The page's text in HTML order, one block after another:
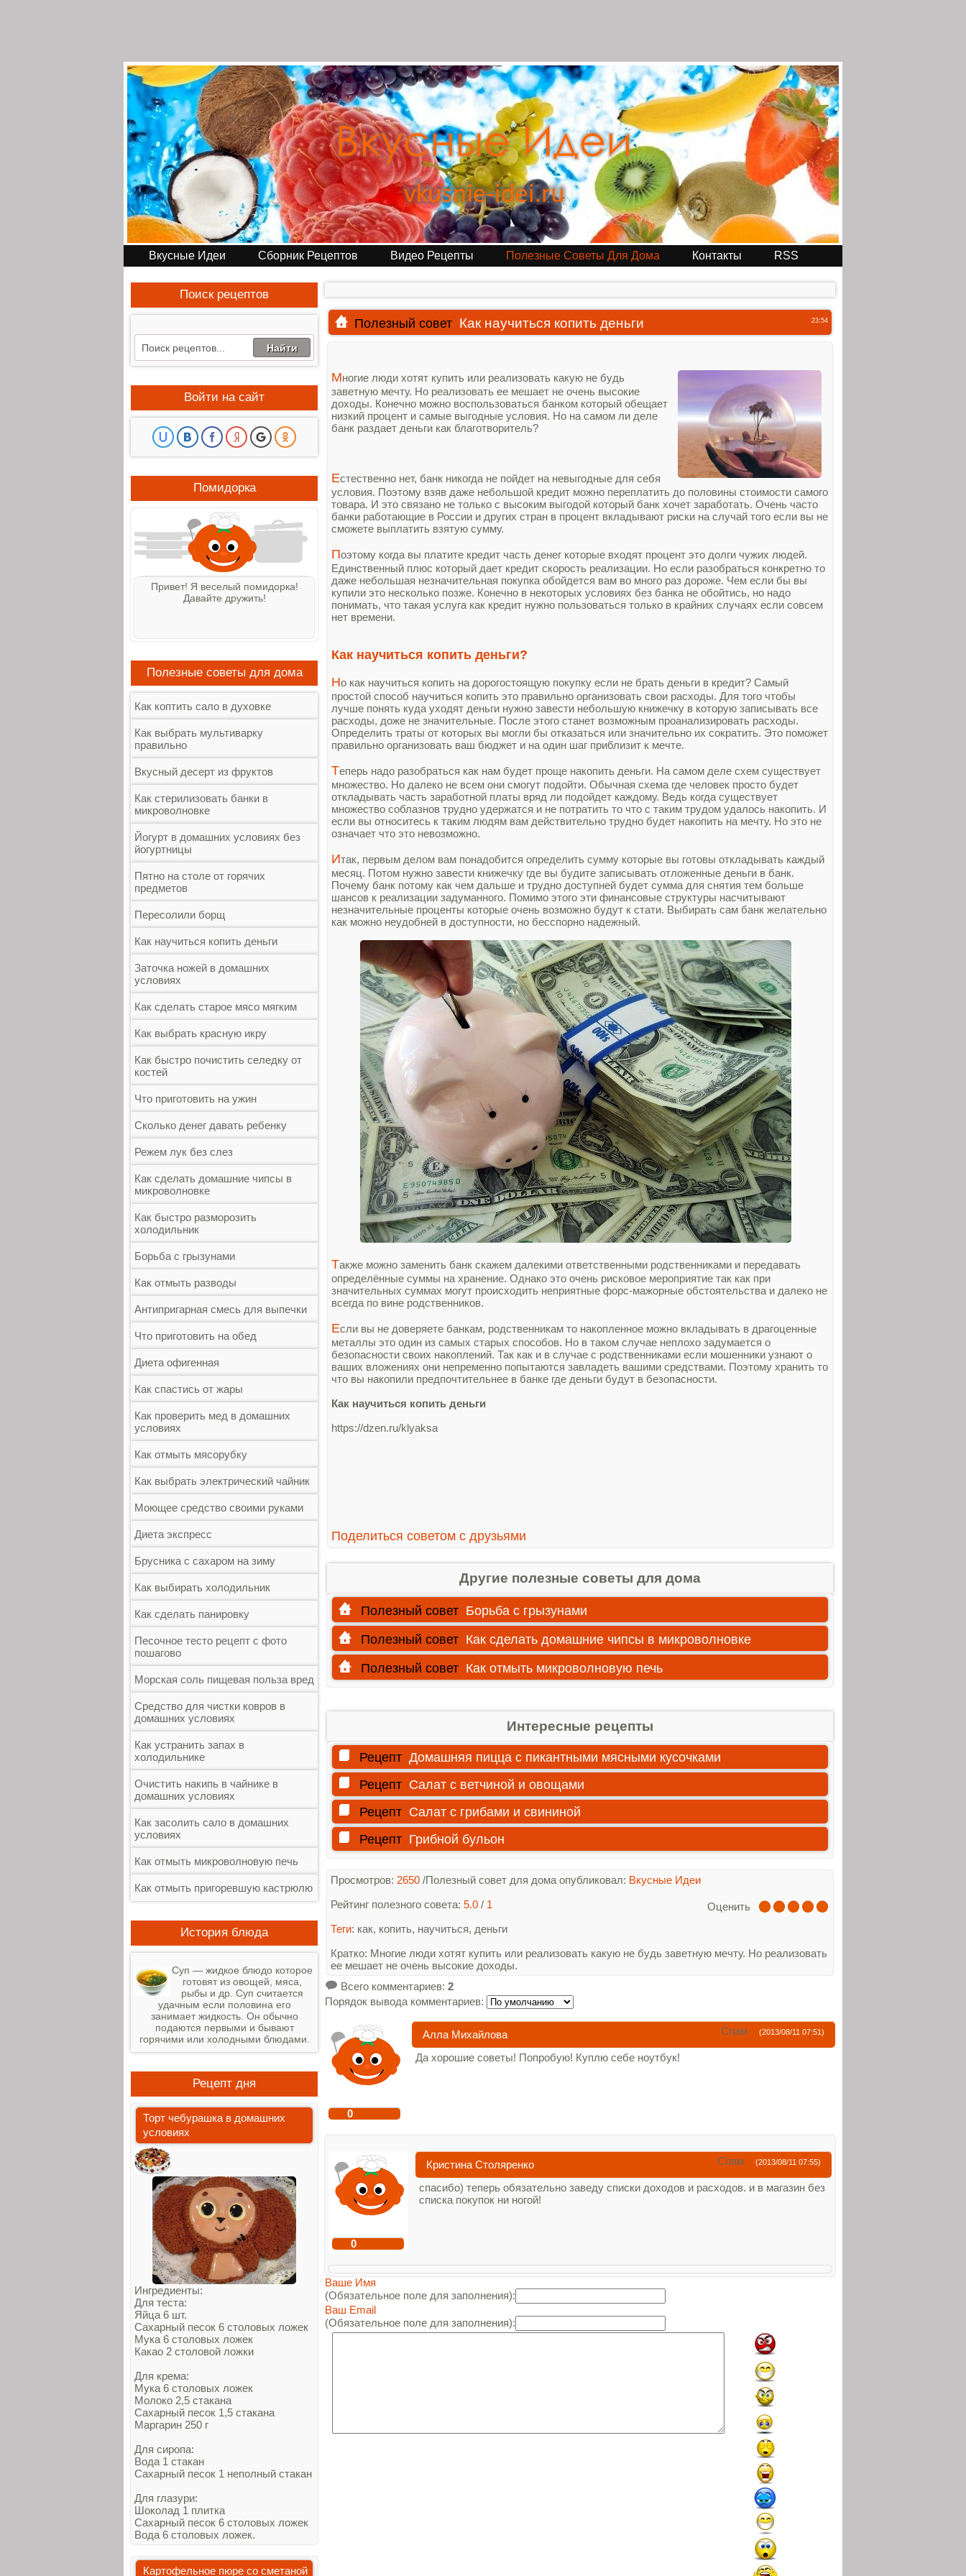
Вкусные Идеи Сборник Рецептов Видео Рецепты Полезные Советы Для Дома Контакты RSS
23:54
Полезный совет Как научиться копить деньги
Многие люди хотят купить или реализовать какую не будь
заветную мечту. Но реализовать ее мешает не очень высокие
доходы. Конечно можно воспользоваться банком который обещает
низкий процент и самые выгодные условия. Но на самом ли деле
банк раздает деньги как благотворитель?
Естественно нет, банк никогда не пойдет на невыгодные для себя
условия. Поэтому взяв даже небольшой кредит можно переплатить до половины стоимости самого
товара. И это связано не только с высоким выгодой который банк хочет заработать. Очень часто
банки работающие в России и других стран в процент вкладывают риски на случай того если вы не
сможете выплатить взятую сумму.
Поэтому когда вы платите кредит часть денег которые входят процент это долги чужих людей.
Единственный плюс который дает кредит скорость реализации. Но если разобраться конкретно то
даже небольшая незначительная покупка обойдется вам во много раз дороже. Чем если бы вы
купили это несколько позже. Конечно в некоторых условиях без банка не обойтись, но надо
понимать, что такая услуга как кредит нужно пользоваться только в крайних случаях если совсем
нет времени.
Как научиться копить деньги?
Но как научиться копить на дорогостоящую покупку если не брать деньги в кредит? Самый
простой способ научиться копить это правильно организовать свои расходы. Для того чтобы
лучше понять куда уходят деньги нужно завести небольшую книжечку в которую записывать все
расходы, доже не значительные. После этого станет возможным проанализировать расходы.
Определить траты от которых вы могли бы отказаться или значительно их сократить. Это поможет
правильно организовать ваш бюджет и на один шаг приблизит к мечте.
Теперь надо разобраться как нам будет проще накопить деньги. На самом деле схем существует
множество. Но далеко не всем они смогут подойти. Обычная схема где человек просто будет
откладывать часть заработной платы вряд ли подойдет каждому. Ведь когда существует
множество соблазнов трудно удержатся и не потратить то что с таким трудом удалось накопить. И
если вы относитесь к таким людям вам действительно трудно будет накопить на мечту. Но это не
означает что это невозможно.
Итак, первым делом вам понадобится определить сумму которые вы готовы откладывать каждый
месяц. Потом нужно завести книжечку где вы будите записывать отложенные деньги в банк.
Почему банк потому как чем дальше и трудно доступней будет сумма для снятия тем больше
шансов к реализации задуманного. Помимо этого эти финансовые структуры насчитывают
незначительные проценты которые очень возможно будут к стати. Выбирать сам банк желательно
как можно неудобней в доступности, но бесспорно надежный.
Также можно заменить банк скажем далекими ответственными родственниками и передавать
определённые суммы на хранение. Однако это очень рисковое мероприятие так как при
значительных суммах могут происходить неприятные форс-мажорные обстоятельства и далеко не
всегда по вине родственников.
Если вы не доверяете банкам, родственникам то накопленное можно вкладывать в драгоценные
металлы это один из самых старых способов. Но в таком случае неплохо задумается о
безопасности своих накоплений. Так как и в случае с родственниками если мошенники узнают о
ваших вложениях они непременно попытаются завладеть вашими средствами. Поэтому хранить то
что вы накопили предпочтительнее в банке где деньги будут в безопасности.
Как научиться копить деньги
https://dzen.ru/klyaksa
Поделиться советом с друзьями
Другие полезные советы для дома
Полезный совет Борьба с грызунами
Полезный совет Как сделать домашние чипсы в микроволновке
Полезный совет Как отмыть микроволновую печь
Интересные рецепты
Рецепт Домашняя пицца с пикантными мясными кусочками
Рецепт Салат с ветчиной и овощами
Рецепт Салат с грибами и свининой
Рецепт Грибной бульон
Просмотров: 2650 /Полезный совет для дома опубликовал: Вкусные Идеи
Рейтинг полезного совета: 5.0 / 1
Оценить
Теги: как, копить, научиться, деньги
Кратко: Многие люди хотят купить или реализовать какую не будь заветную мечту. Но реализовать
ее мешает не очень высокие доходы.
Всего комментариев: 2
Порядок вывода комментариев:
0
Алла Михайлова Спам (2013/08/11 07:51)
Да хорошие советы! Попробую! Куплю себе ноутбук!
0
Кристина Столяренко Спам (2013/08/11 07:55)
спасибо) теперь обязательно заведу списки доходов и расходов. и в магазин без
списка покупок ни ногой!
Ваше Имя
(Обязательное поле для заполнения):
Ваш Email
(Обязательное поле для заполнения):
Поиск рецептов
Войти на сайт
Помидорка
Привет! Я веселый помидорка!
Давайте дружить!
Полезные советы для дома
Как коптить сало в духовке
Как выбрать мультиварку
правильно
Вкусный десерт из фруктов
Как стерилизовать банки в
микроволновке
Йогурт в домашних условиях без
йогуртницы
Пятно на столе от горячих
предметов
Пересолили борщ
Как научиться копить деньги
Заточка ножей в домашних
условиях
Как сделать старое мясо мягким
Как выбрать красную икру
Как быстро почистить селедку от
костей
Что приготовить на ужин
Сколько денег давать ребенку
Режем лук без слез
Как сделать домашние чипсы в
микроволновке
Как быстро разморозить
холодильник
Борьба с грызунами
Как отмыть разводы
Антипригарная смесь для выпечки
Что приготовить на обед
Диета офигенная
Как спастись от жары
Как проверить мед в домашних
условиях
Как отмыть мясорубку
Как выбрать электрический чайник
Моющее средство своими руками
Диета экспресс
Брусника с сахаром на зиму
Как выбирать холодильник
Как сделать панировку
Песочное тесто рецепт с фото
пошагово
Морская соль пищевая польза вред
Средство для чистки ковров в
домашних условиях
Как устранить запах в
холодильнике
Очистить накипь в чайнике в
домашних условиях
Как засолить сало в домашних
условиях
Как отмыть микроволновую печь
Как отмыть пригоревшую кастрюлю
История блюда
Суп — жидкое блюдо которое
готовят из овощей, мяса,
рыбы и др. Суп считается
удачным если половина его
занимает жидкость. Он обычно
подаются первыми и бывают
горячими или холодными блюдами.
Рецепт дня
Торт чебурашка в домашних
условиях
Ингредиенты:
Для теста:
Яйца 6 шт.
Сахарный песок 6 столовых ложек
Мука 6 столовых ложек
Какао 2 столовой ложки
Для крема:
Мука 6 столовых ложек
Молоко 2,5 стакана
Сахарный песок 1,5 стакана
Маргарин 250 г
Для сиропа:
Вода 1 стакан
Сахарный песок 1 неполный стакан
Для глазури:
Шоколад 1 плитка
Сахарный песок 6 столовых ложек
Вода 6 столовых ложек.
Картофельное пюре со сметаной